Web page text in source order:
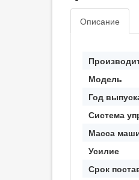
Описание
Модель
Год
Система
Масса
Усилие
Срок